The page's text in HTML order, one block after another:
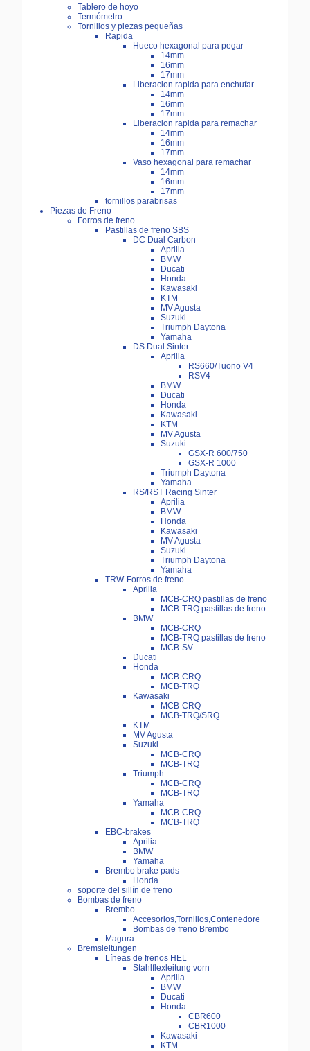
Tablero de hoyo
Termómetro
Tornillos y piezas pequeñas
Rapida
Hueco hexagonal para pegar
14mm
16mm
17mm
Liberacion rapida para enchufar
14mm
16mm
17mm
Liberacion rapida para remachar
14mm
16mm
17mm
Vaso hexagonal para remachar
14mm
16mm
17mm
tornillos parabrisas
Piezas de Freno
Forros de freno
Pastillas de freno SBS
DC Dual Carbon
Aprilia
BMW
Ducati
Honda
Kawasaki
KTM
MV Agusta
Suzuki
Triumph Daytona
Yamaha
DS Dual Sinter
Aprilia
RS660/Tuono V4
RSV4
BMW
Ducati
Honda
Kawasaki
KTM
MV Agusta
Suzuki
GSX-R 600/750
GSX-R 1000
Triumph Daytona
Yamaha
RS/RST Racing Sinter
Aprilia
BMW
Honda
Kawasaki
MV Agusta
Suzuki
Triumph Daytona
Yamaha
TRW-Forros de freno
Aprilia
MCB-CRQ pastillas de freno
MCB-TRQ pastillas de freno
BMW
MCB-CRQ
MCB-TRQ pastillas de freno
MCB-SV
Ducati
Honda
MCB-CRQ
MCB-TRQ
Kawasaki
MCB-CRQ
MCB-TRQ/SRQ
KTM
MV Agusta
Suzuki
MCB-CRQ
MCB-TRQ
Triumph
MCB-CRQ
MCB-TRQ
Yamaha
MCB-CRQ
MCB-TRQ
EBC-brakes
Aprilia
BMW
Yamaha
Brembo brake pads
Honda
soporte del sillín de freno
Bombas de freno
Brembo
Accesorios,Tornillos,Contenedore
Bombas de freno Brembo
Magura
Bremsleitungen
Líneas de frenos HEL
Stahlflexleitung vorn
Aprilia
BMW
Ducati
Honda
CBR600
CBR1000
Kawasaki
KTM